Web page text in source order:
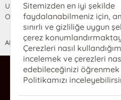
Uzun Sokak Saray Çarşısı Lara
Ortahisar/TRABZON
ANASAYFA YARDIM İLETİŞİM
0(462)
Sitemizden en iyi şekilde
faydalanabilmeniz için,
sınırlı ve gizliliğe uygun
çerez
Çerezleri nasıl
incelemek ve çerezleri
edebileceğinizi öğrenmek
Politikamızı